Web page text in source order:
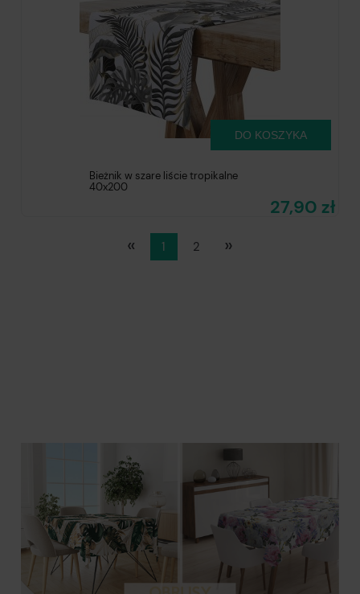
Bieżnik w szare liście tropikalne
40x200
27,90 zł
DO KOSZYKA
« 1 2 »